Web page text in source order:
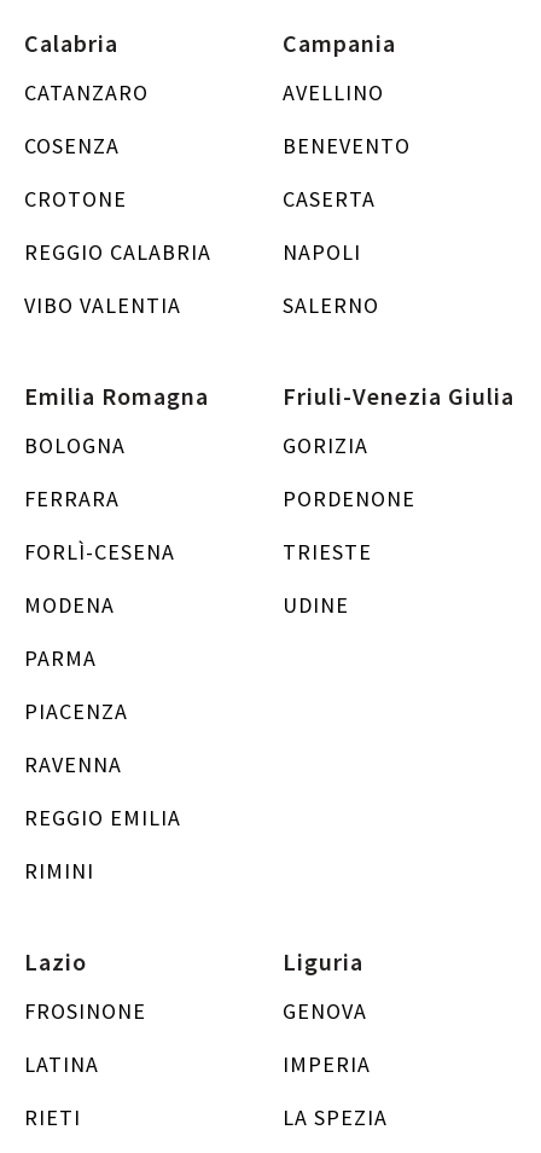
Calabria
CATANZARO
COSENZA
CROTONE
REGGIO CALABRIA
VIBO VALENTIA
Campania
AVELLINO
BENEVENTO
CASERTA
NAPOLI
SALERNO
Emilia Romagna
BOLOGNA
FERRARA
FORLÌ-CESENA
MODENA
PARMA
PIACENZA
RAVENNA
REGGIO EMILIA
RIMINI
Friuli-Venezia Giulia
GORIZIA
PORDENONE
TRIESTE
UDINE
Lazio
FROSINONE
LATINA
RIETI
Liguria
GENOVA
IMPERIA
LA SPEZIA